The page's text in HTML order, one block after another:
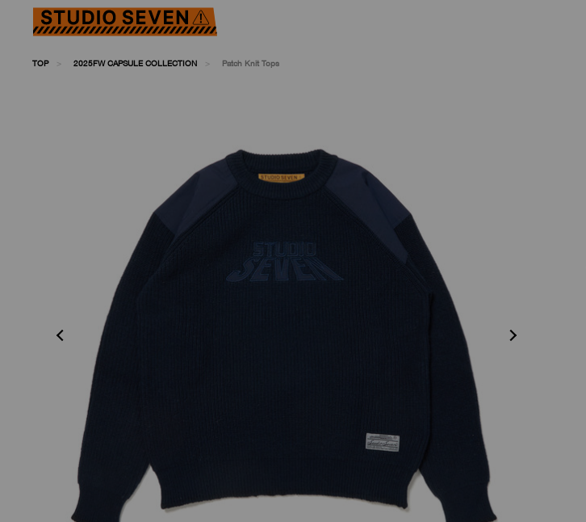
TOP 2025FW CAPSULE COLLECTION Patch Knit Tops